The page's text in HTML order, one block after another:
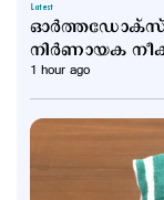
Latest
ഓർത്തഡോക്സ്-
നിർണായക
1 hour ago